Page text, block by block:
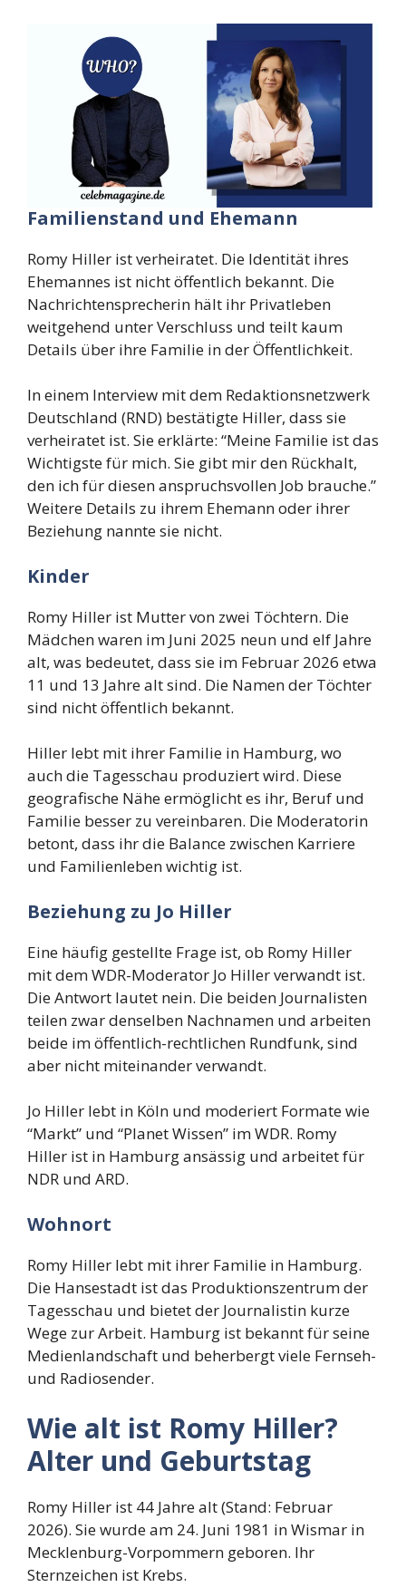
Familienstand und Ehemann
Romy Hiller ist verheiratet. Die Identität ihres
Ehemannes ist nicht öffentlich bekannt. Die
Nachrichtensprecherin hält ihr Privatleben
weitgehend unter Verschluss und teilt kaum
Details über ihre Familie in der Öffentlichkeit.
In einem Interview mit dem Redaktionsnetzwerk
Deutschland (RND) bestätigte Hiller, dass sie
verheiratet ist. Sie erklärte: “Meine Familie ist das
Wichtigste für mich. Sie gibt mir den Rückhalt,
den ich für diesen anspruchsvollen Job brauche.”
Weitere Details zu ihrem Ehemann oder ihrer
Beziehung nannte sie nicht.
Kinder
Romy Hiller ist Mutter von zwei Töchtern. Die
Mädchen waren im Juni 2025 neun und elf Jahre
alt, was bedeutet, dass sie im Februar 2026 etwa
11 und 13 Jahre alt sind. Die Namen der Töchter
sind nicht öffentlich bekannt.
Hiller lebt mit ihrer Familie in Hamburg, wo
auch die Tagesschau produziert wird. Diese
geografische Nähe ermöglicht es ihr, Beruf und
Familie besser zu vereinbaren. Die Moderatorin
betont, dass ihr die Balance zwischen Karriere
und Familienleben wichtig ist.
Beziehung zu Jo Hiller
Eine häufig gestellte Frage ist, ob Romy Hiller
mit dem WDR-Moderator Jo Hiller verwandt ist.
Die Antwort lautet nein. Die beiden Journalisten
teilen zwar denselben Nachnamen und arbeiten
beide im öffentlich-rechtlichen Rundfunk, sind
aber nicht miteinander verwandt.
Jo Hiller lebt in Köln und moderiert Formate wie
“Markt” und “Planet Wissen” im WDR. Romy
Hiller ist in Hamburg ansässig und arbeitet für
NDR und ARD.
Wohnort
Romy Hiller lebt mit ihrer Familie in Hamburg.
Die Hansestadt ist das Produktionszentrum der
Tagesschau und bietet der Journalistin kurze
Wege zur Arbeit. Hamburg ist bekannt für seine
Medienlandschaft und beherbergt viele Fernseh-
und Radiosender.
Wie alt ist Romy Hiller?
Alter und Geburtstag
Romy Hiller ist 44 Jahre alt (Stand: Februar
2026). Sie wurde am 24. Juni 1981 in Wismar in
Mecklenburg-Vorpommern geboren. Ihr
Sternzeichen ist Krebs.